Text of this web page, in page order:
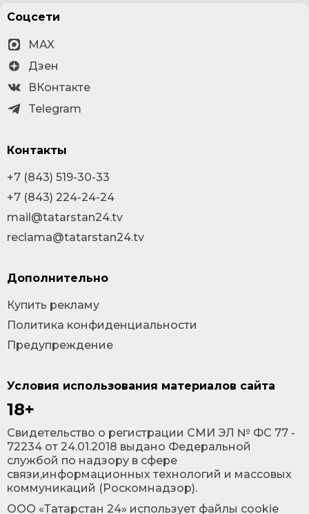
Условия использования материалов сайта
18+
Cвидетельство о регистрации СМИ ЭЛ № ФС 77 -
72234 от 24.01.2018 выдано Федеральной
службой по надзору в сфере
связи,информационных технологий и массовых
коммуникаций (Роскомнадзор).
ООО «Татарстан 24» использует файлы cookie
Соцсети
MAX
Дзен
ВКонтакте
Telegram
Контакты
+7 (843) 519-30-33
+7 (843) 224-24-24
mail@tatarstan24.tv
reclama@tatarstan24.tv
Дополнительно
Купить рекламу
Политика конфиденциальности
Предупреждение